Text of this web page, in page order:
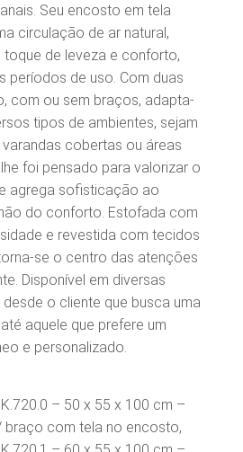
Seu encosto em tela
circulação de ar natural,
de leveza e conforto,
períodos de uso. Com duas
com ou sem braços, adapta-
tipos de ambientes, sejam
varandas cobertas ou áreas
foi pensado para valorizar o
agrega sofisticação ao
do conforto. Estofada com
e revestida com tecidos
se o centro das atenções
Disponível em diversas
o cliente que busca uma
aquele que prefere um
e personalizado.
– 50 x 55 x 100 cm –
braço com tela no encosto,